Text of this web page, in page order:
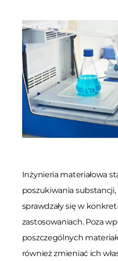
Inżynieria materiałowa
poszukiwania
sprawdzały się w
zastosowaniach. Poza
poszczególnych
również zmieniać ich